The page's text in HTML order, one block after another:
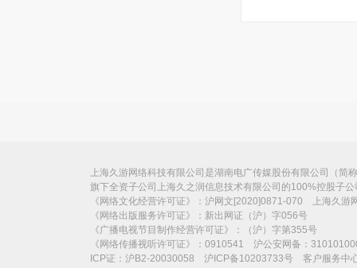
上海久游网络科技有限公司是湖南电广传媒股份有限公司（简
旗下全资子公司上海久之润信息技术有限公司的100%控股子
《网络文化经营许可证》：沪网文[2020]0871-070 上海久游
《网络出版服务许可证》：新出网证（沪）字056号
《广播电视节目制作经营许可证》：（沪）字第355号
《网络传播视听许可证》：0910541 沪公安网备：
ICP证：沪B2-20030058 沪ICP备10203733号 客户服务中